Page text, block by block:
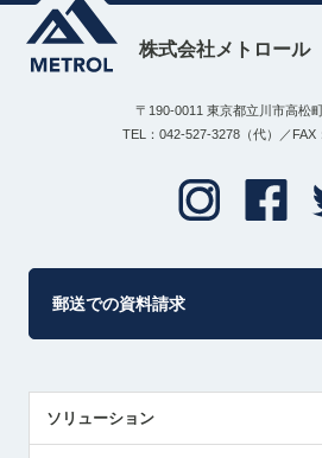
株式会社メトロール
〒190-0011 東京都立川市高松
TEL：042-527-3278（代）／FAX
郵送での資料請求
ソリューション